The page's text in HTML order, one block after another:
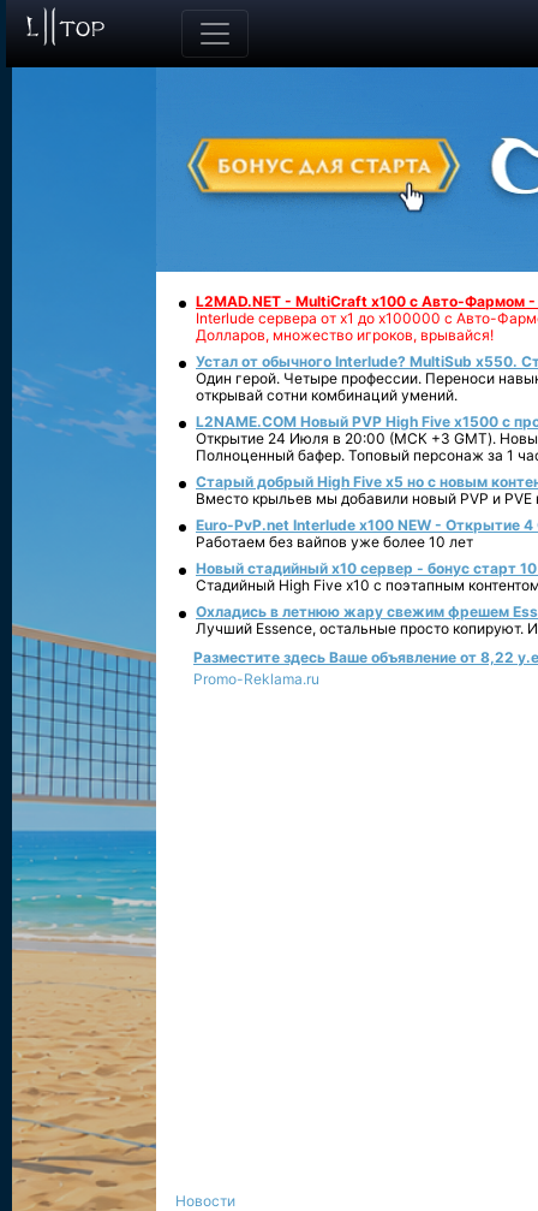
L2MAD.NET - MultiCraft x100 с Авто-Фармом
Interlude сервера от х1 до х100000 с Авто-
Долларов, множество игроков, врывайся!
Устал от обычного Interlude? MultiSub x550.
Один герой. Четыре профессии. Переноси
открывай сотни комбинаций умений.
L2NAME.COM Новый PVP High Five x1500 с
Открытие 24 Июля в 20:00 (МСК +3 GMT).
Полноценный бафер. Топовый персонаж за 1
Старый добрый High Five x5 но с новым
Вместо крыльев мы добавили новый PVP и PVE
Euro-PvP.net Interlude х100 NEW - Открытие 4
Работаем без вайпов уже более 10 лет
Новый стадийный х10 сервер - бонус старт
Стадийный High Five x10 с поэтапным
Охладись в летнюю жару свежим фрешем
Лучший Essence, остальные просто копируют.
Разместите здесь Ваше объявление от 8,22
Promo-Reklama.ru
Новости